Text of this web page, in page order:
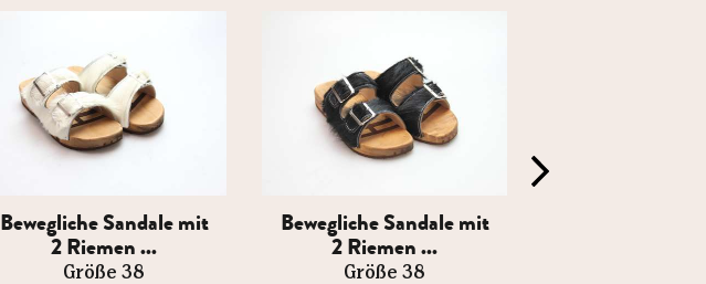
Bewegliche Sandale mit
2 Riemen ...
Größe 38
Bewegliche Sandale mit
2 Riemen ...
Größe 38